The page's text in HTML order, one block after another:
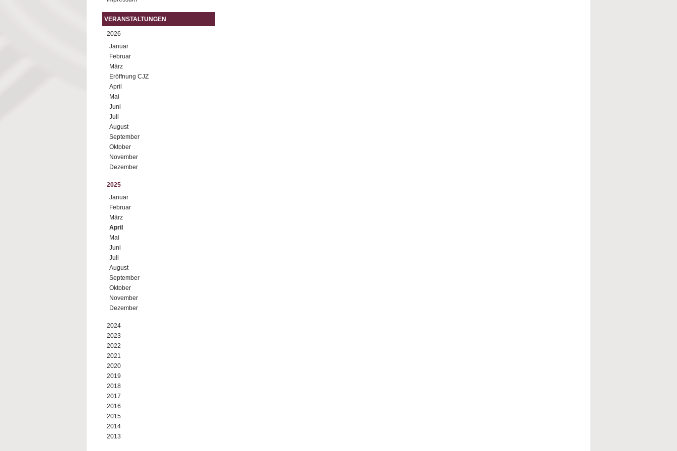
VERANSTALTUNGEN
2026
Januar
Februar
März
Eröffnung CJZ
April
Mai
Juni
Juli
August
September
Oktober
November
Dezember
2025
Januar
Februar
März
April
Mai
Juni
Juli
August
September
Oktober
November
Dezember
2024
2023
2022
2021
2020
2019
2018
2017
2016
2015
2014
2013